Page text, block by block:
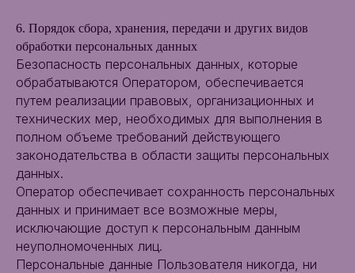
6. Порядок сбора, хранения, передачи и других видов
обработки персональных данных
Безопасность персональных данных, которые
обрабатываются Оператором, обеспечивается
путем реализации правовых, организационных и
технических мер, необходимых для выполнения в
полном объеме требований действующего
законодательства в области защиты персональных
данных.
Оператор обеспечивает сохранность персональных
данных и принимает все возможные меры,
исключающие доступ к персональным данным
неуполномоченных лиц.
Персональные данные Пользователя никогда, ни